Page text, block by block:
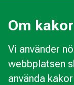
Om
Vi använder
webbplatsen
använda
Kommunal